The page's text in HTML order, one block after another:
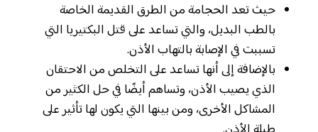
حيث تعد الحجامة من الطرق القديمة الخاصة
بالطب البديل، والتي تساعد على قتل البكتيريا التي
تسببت في الإصابة بالتهاب الأذن.
بالإضافة إلى أنها تساعد على التخلص من الاحتقان
الذي يصيب الأذن، وتساهم أيضًا في حل الكثير من
المشاكل الأخرى، ومن بينها التي يكون لها تأثير على